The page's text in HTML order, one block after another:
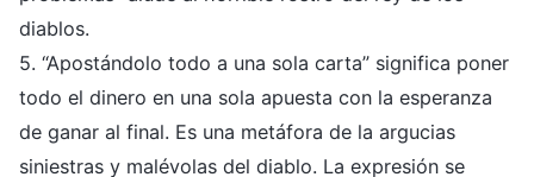
diablos.
5. “Apostándolo todo a una sola carta” significa poner
todo el dinero en una sola apuesta con la esperanza
de ganar al final. Es una metáfora de la argucias
siniestras y malévolas del diablo. La expresión se